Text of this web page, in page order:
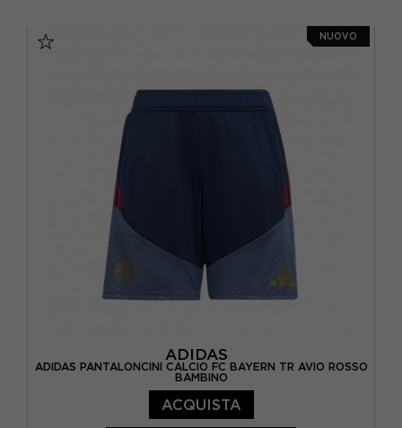
NUOVO
ADIDAS
ADIDAS PANTALONCINI CALCIO FC BAYERN TR AVIO ROSSO
BAMBINO
ACQUISTA